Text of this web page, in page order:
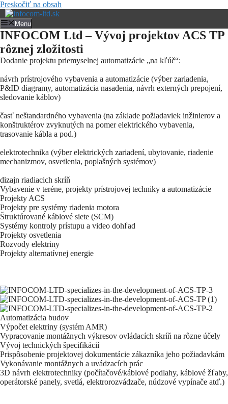
Preskočiť na obsah
Menu
INFOCOM Ltd – Vývoj projektov ACS TP
rôznej zložitosti
Dodanie projektu priemyselnej automatizácie „na kľúč“:
návrh prístrojového vybavenia a automatizácie (výber zariadenia,
P&ID diagramy, automatizácia nasadenia, návrh externých prepojení,
sledovanie káblov)
časť neštandardného vybavenia (na základe požiadaviek inžinierov a
konštruktérov zvyknutých na pomer elektrického vybavenia,
trasovanie kábla a pod.)
elektrotechnika (výber elektrických zariadení, ubytovanie, riadenie
mechanizmov, osvetlenia, poplašných systémov)
dizajn riadiacich skríň
Vybavenie v teréne, projekty prístrojovej techniky a automatizácie
Projekty ACS
Projekty pre systémy riadenia motora
Štruktúrované káblové siete (SCM)
Systémy kontroly prístupu a video dohľad
Projekty osvetlenia
Rozvody elektriny
Projekty alternatívnej energie
Automatizácia budov
Výpočet elektriny (systém AMR)
Vypracovanie montážnych výkresov ovládacích skríň na rôzne účely
Vývoj technických špecifikácií
Prispôsobenie projektovej dokumentácie zákazníka jeho požiadavkám
Vykonávanie montážnych a uvádzacích prác
3D návrh elektrotechniky (počítačové/káblové podlahy, káblové žľaby,
operátorské panely, svetlá, elektrorozvádzače, núdzové vypínače atď.)